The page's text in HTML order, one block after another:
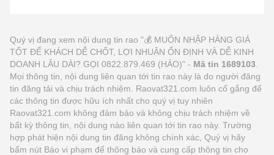
Quý vị đang xem nội dung tin rao "💰 MUỐN NHẬP HÀNG GIÁ
TỐT ĐỂ KHÁCH DỄ CHỐT, LỢI NHUẬN ỔN ĐỊNH VÀ DỄ KINH
DOANH LÂU DÀI? GỌI 0822.879.469 (HẢO)" - Mã tin 1689103
Mọi thông tin, nội dung liên quan tới tin rao này là do người đăng
tin đăng tải và chịu trách nhiệm. Raovat321.com luôn cố gắng để
các thông tin được hữu ích nhất cho quý vị tuy nhiên
Raovat321.com không đảm bảo và không chịu trách nhiệm về
bất kỳ thông tin, nội dung nào liên quan tới tin rao này. Trường
hợp phát hiện nội dung tin đăng không chính xác, Quý vị hãy
bấm nút Báo vi phạm để thông báo và cung cấp thông tin cho